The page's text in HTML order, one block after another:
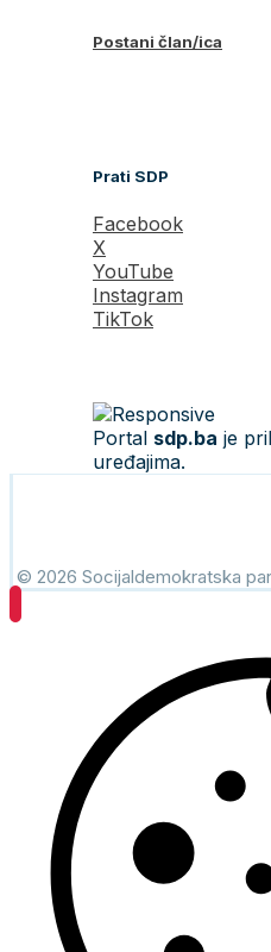
Postani član/ica
Prati SDP
Facebook
X
YouTube
Instagram
TikTok
Portal sdp.ba je
uređajima.
© 2026 Socijaldemokratska